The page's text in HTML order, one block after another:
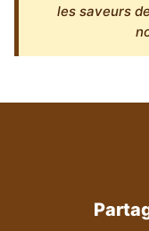
les saveurs